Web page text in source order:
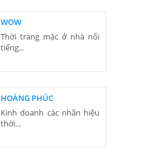
WOW
Thời trang mặc ở nhà nổi
tiếng...
HOÀNG PHÚC
Kinh doanh các nhãn hiệu
thời...